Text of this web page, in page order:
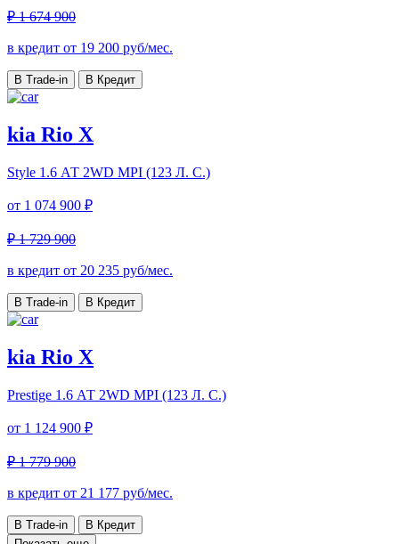
₽ 1 674 900
в кредит от 19 200 руб/мес.
В Trade-in В Кредит
kia Rio X
Style 1.6 АТ 2WD MPI (123 Л. C.)
от 1 074 900 ₽
₽ 1 729 900
в кредит от 20 235 руб/мес.
В Trade-in В Кредит
kia Rio X
Prestige 1.6 АТ 2WD MPI (123 Л. C.)
от 1 124 900 ₽
₽ 1 779 900
в кредит от 21 177 руб/мес.
В Trade-in
В Кредит